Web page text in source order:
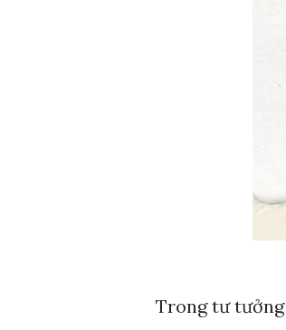
Trong tư tưởng